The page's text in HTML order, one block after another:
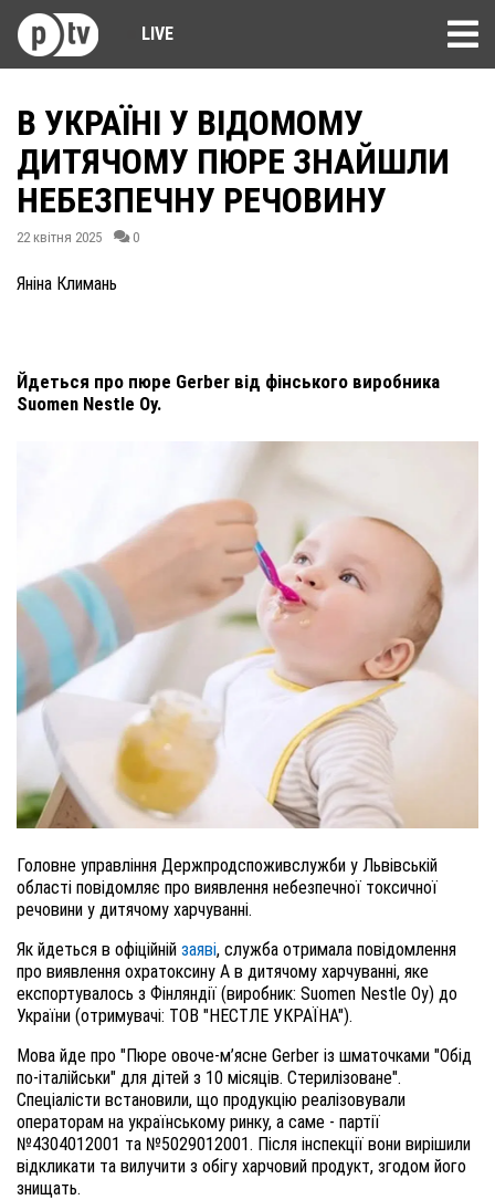
LIVE
В УКРАЇНІ У ВІДОМОМУ
ДИТЯЧОМУ ПЮРЕ ЗНАЙШЛИ
НЕБЕЗПЕЧНУ РЕЧОВИНУ
22 квітня 2025 0
Яніна Климань
Йдеться про пюре Gerber від фінського виробника
Suomen Nestle Оy.
Головне управління Держпродспоживслужби у Львівській
області повідомляє про виявлення небезпечної токсичної
речовини у дитячому харчуванні.
Як йдеться в офіційній заяві, служба отримала повідомлення
про виявлення охратоксину А в дитячому харчуванні, яке
експортувалось з Фінляндії (виробник: Suomen Nestle Оy) до
України (отримувачі: ТОВ "НЕСТЛЕ УКРАЇНА").
Мова йде про "‎Пюре овоче-м’ясне Gerber iз шматочками "Обід
по-італійськи" для дітей з 10 місяців. Стерилізоване"‎.
Спеціалісти встановили, що продукцію реалізовували
операторам на українському ринку, а саме - партії
№4304012001 та №5029012001. Після інспекції вони вирішили
відкликати та вилучити з обігу харчовий продукт, згодом його
знищать.